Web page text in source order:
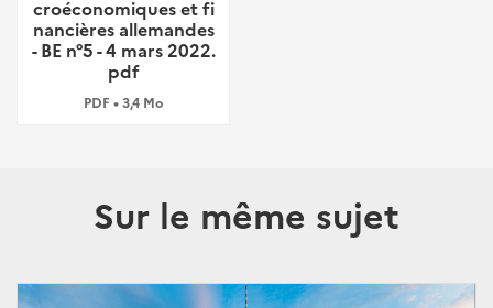
croéconomiques et fi
nancières allemandes
- BE n°5 - 4 mars 2022.
pdf
PDF • 3,4 Mo
Sur le même sujet